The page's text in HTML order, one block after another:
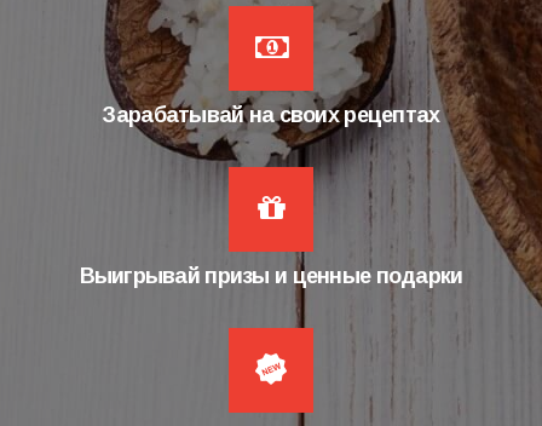
Зарабатывай на своих рецептах
Выигрывай призы и ценные подарки